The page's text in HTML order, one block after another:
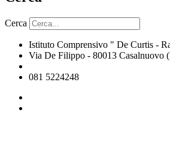
Cerca
Istituto Comprensivo " De Curtis -
Via De Filippo - 80013 Casalnuovo
081 5224248